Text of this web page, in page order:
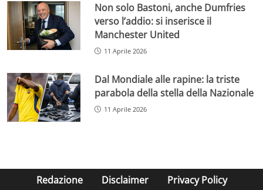
Non solo Bastoni, anche Dumfries
verso l’addio: si inserisce il
Manchester United
11 Aprile 2026
Dal Mondiale alle rapine: la triste
parabola della stella della Nazionale
11 Aprile 2026
Redazione Disclaimer Privacy Policy